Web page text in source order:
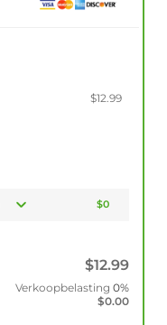
$12.99
$0
$12.99
Verkoopbelasting 0%
$0.00